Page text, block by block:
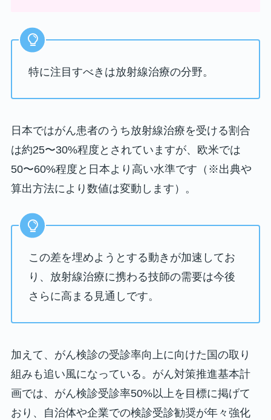
特に注目すべきは放射線治療の分野。
日本ではがん患者のうち放射線治療を受ける割合
は約25〜30%程度とされていますが、欧米では
50〜60%程度と日本より高い水準です（※出典や
算出方法により数値は変動します）。
この差を埋めようとする動きが加速してお
り、放射線治療に携わる技師の需要は今後
さらに高まる見通しです。
加えて、がん検診の受診率向上に向けた国の取り
組みも追い風になっている。がん対策推進基本計
画では、がん検診受診率50%以上を目標に掲げて
おり、自治体や企業での検診受診勧奨が年々強化